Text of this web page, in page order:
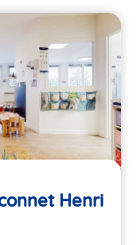
Henri